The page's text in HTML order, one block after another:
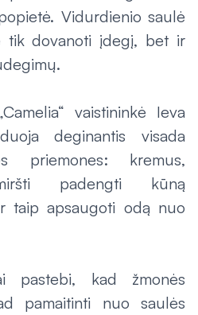
Vidurdienio saulė
tik dovanoti įdegį, bet ir
vaistininkė Ieva
deginantis visada
priemones: kremus,
padengti kūną
taip apsaugoti odą nuo
pastebi, kad žmonės
pamaitinti nuo saulės